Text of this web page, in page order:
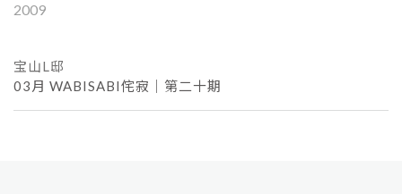
2009
宝山L邸
03月 WABISABI侘寂｜第二十期